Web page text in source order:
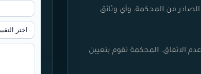
من المحكمة، وأي وثائق
الاتفاق. المحكمة تقوم بتعيين